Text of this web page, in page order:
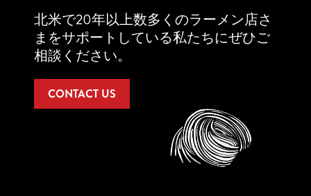
北米で20年以上数多くのラーメン店さ
まをサポートしている私たちにぜひご
相談ください。
CONTACT US